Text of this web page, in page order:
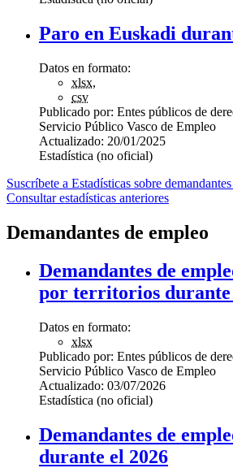
Paro en Euskadi
Datos en formato:
xlsx,
csv
Publicado por: Entes públicos de
Servicio Público Vasco de Empleo
Actualizado: 20/01/2025
Estadística (no oficial)
Suscríbete a Estadísticas sobre demandantes
Consultar estadísticas anteriores
Demandantes de empleo
Demandantes de
por territorios durante
Datos en formato:
xlsx
Publicado por: Entes públicos de
Servicio Público Vasco de Empleo
Actualizado: 03/07/2026
Estadística (no oficial)
Demandantes de
durante el 2026